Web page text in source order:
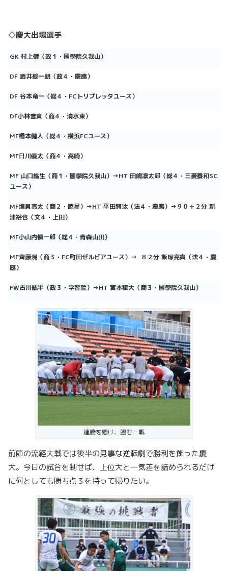
◇慶大出場選手
GK 村上健（政１・國學院久我山）
DF 酒井綜一朗（政４・慶應）
DF 谷本竜一（総４・FCトリプレッタユース）
DF小林誉貴（商４・清水東）
MF橋本健人（総４・横浜FCユース）
MF日川優太（商４・高崎）
MF 山口紘生（商１・國學院久我山）→HT 田嶋凛太郎（総４・三菱養和SC
ユース）
MF塩貝亮太（商２・暁星）→HT 平田賢汰（法４・慶應）→９０＋２分 新
津裕也（文４・上田）
MF小山内慎一郎（総４・青森山田）
MF齊藤滉 （商３・FC町田ゼルビアユース） → ８２分 飯塚亮貴（法４・慶
應）
FW古川紘平（政３・学習院）→HT 宮本稜大（商３・國學院久我山）
連勝を懸け、臨む一戦
前節の流経大戦では後半の見事な逆転劇で勝利を飾った慶
大。今日の試合を制せば、上位大と一気差を詰められるだけ
に何としても勝ち点３を持って帰りたい。